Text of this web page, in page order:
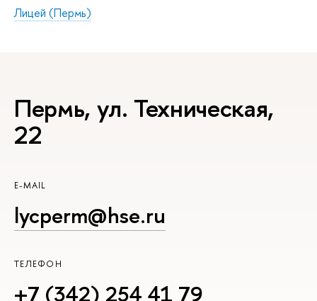
Лицей (Пермь)
Пермь, ул. Техническая,
22
E-MAIL
lycperm@hse.ru
ТЕЛЕФОН
+7 (342) 254 41 79